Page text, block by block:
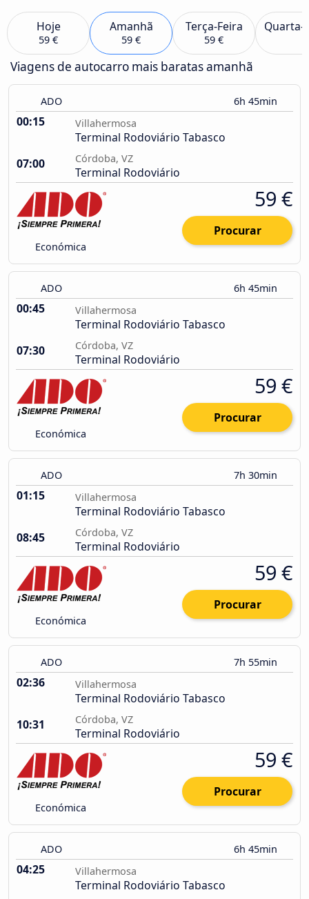
Hoje
59 €
Amanhã
59 €
Terça-Feira
59 €
Quarta-
Viagens de autocarro mais baratas amanhã
ADO 6h 45min
00:15 Villahermosa
Terminal Rodoviário Tabasco
07:00
Córdoba, VZ
Terminal Rodoviário
Económica
59 €
Procurar
ADO 6h 45min
00:45 Villahermosa
Terminal Rodoviário Tabasco
07:30
Córdoba, VZ
Terminal Rodoviário
Económica
59 €
Procurar
ADO 7h 30min
01:15 Villahermosa
Terminal Rodoviário Tabasco
08:45
Córdoba, VZ
Terminal Rodoviário
Económica
59 €
Procurar
ADO 7h 55min
02:36 Villahermosa
Terminal Rodoviário Tabasco
10:31
Córdoba, VZ
Terminal Rodoviário
Económica
59 €
Procurar
ADO 6h 45min
04:25 Villahermosa
Terminal Rodoviário Tabasco